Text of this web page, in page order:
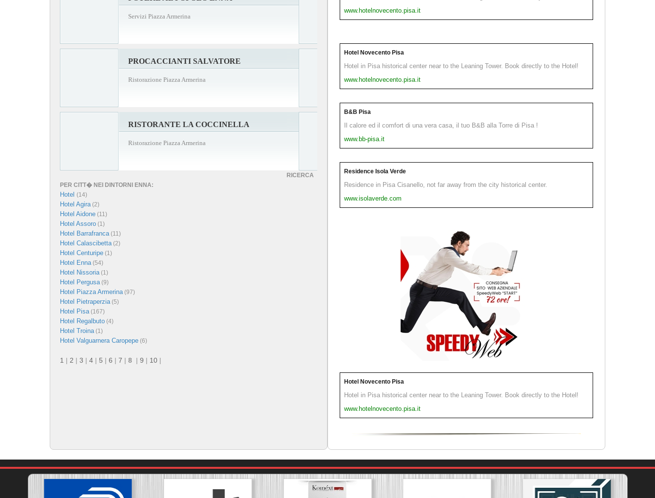
Servizi Piazza Armerina
PROCACCIANTI SALVATORE
Ristorazione Piazza Armerina
RISTORANTE LA COCCINELLA
Ristorazione Piazza Armerina
RICERCA
PER CITT� NEI DINTORNI ENNA:
Hotel (14)
Hotel Agira(2)
Hotel Aidone (11)
Hotel Assoro (1)
Hotel Barrafranca(11)
Hotel Calascibetta(2)
Hotel Centuripe (1)
Hotel Enna(54)
Hotel Nissoria(1)
Hotel Pergusa(9)
Hotel Piazza Armerina(97)
Hotel Pietraperzia(5)
Hotel Pisa(167)
Hotel Regalbuto (4)
Hotel Troina(1)
Hotel Valguarnera Caropepe (6)
1 | 2 | 3 | 4 | 5 | 6 | 7 | 8 | 9 | 10 |
www.hotelnovecento.pisa.it
Hotel Novecento Pisa
Hotel in Pisa historical center near to the Leaning Tower. Book directly to the Hotel!
www.hotelnovecento.pisa.it
B&B Pisa
Il calore ed il comfort di una vera casa, il tuo B&B alla Torre di Pisa !
www.bb-pisa.it
Residence Isola Verde
Residence in Pisa Cisanello, not far away from the city historical center.
www.isolaverde.com
Hotel Novecento Pisa
Hotel in Pisa historical center near to the Leaning Tower. Book directly to the Hotel!
www.hotelnovecento.pisa.it